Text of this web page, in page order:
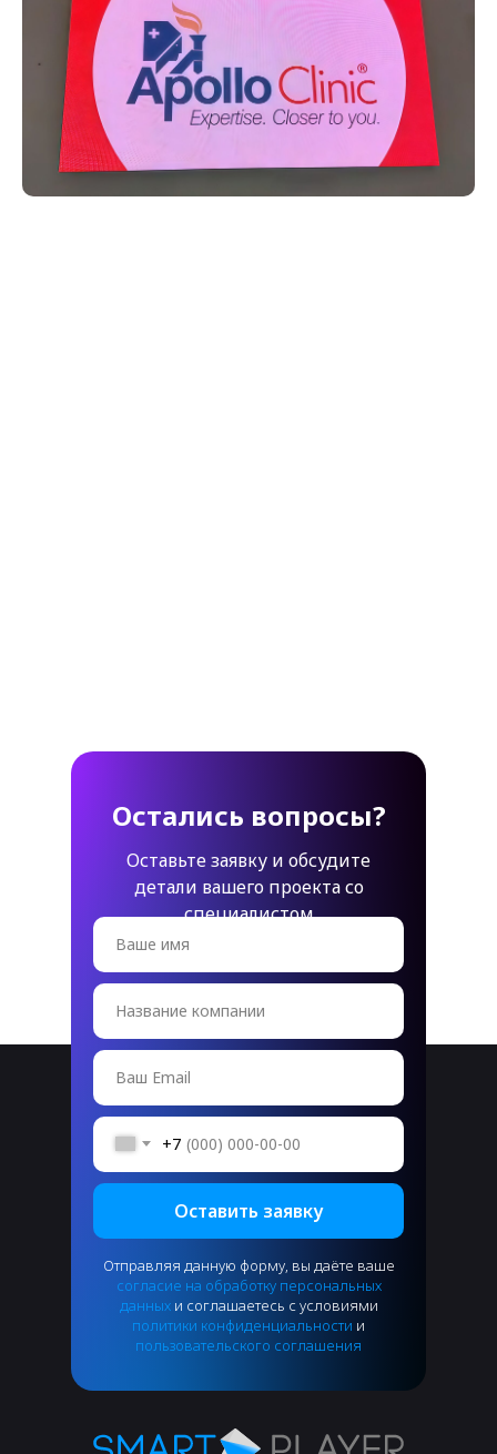
Ваше имя
Название компании
Ваш Email
+7
Оставить заявку
Отправляя данную форму, вы даёте ваше
согласие на обработку персональных
данныхи соглашаетесь с условиями
политики конфиденциальности и
пользовательского соглашения
Остались вопросы?
Оставьте заявку и обсудите
детали вашего проекта со
специалистом